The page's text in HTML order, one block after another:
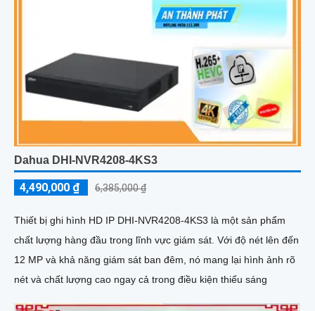
Dahua DHI-NVR4208-4KS3
4,490,000 ₫ 6,385,000 ₫
Thiết bị ghi hình HD IP DHI-NVR4208-4KS3 là một sản phẩm
chất lượng hàng đầu trong lĩnh vực giám sát. Với độ nét lên đến
12 MP và khả năng giám sát ban đêm, nó mang lại hình ảnh rõ
nét và chất lượng cao ngay cả trong điều kiện thiếu sáng